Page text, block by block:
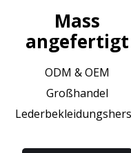
Mass
angefertigt
ODM & OEM
Großhandel